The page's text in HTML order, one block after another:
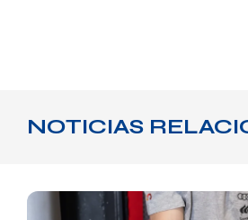
NOTICIAS